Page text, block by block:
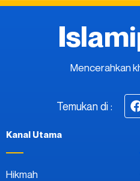
Mencerahkan
Temukan di :
Kanal Utama
Hikmah